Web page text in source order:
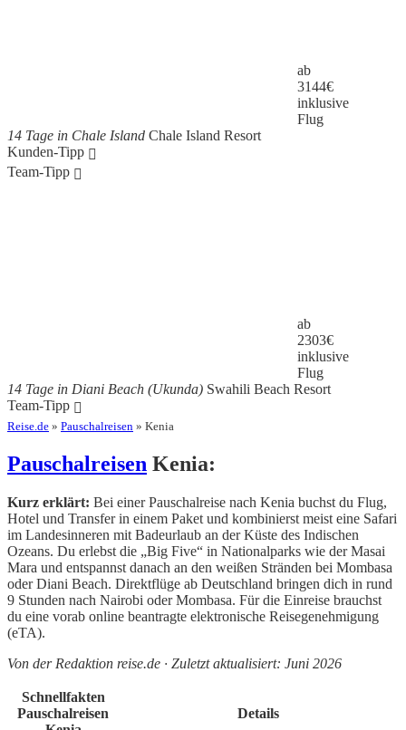
ab
3144€
inklusive
Flug
14 Tage in Chale Island Chale Island Resort
Kunden-Tipp
Team-Tipp
ab
2303€
inklusive
Flug
14 Tage in Diani Beach (Ukunda) Swahili Beach Resort
Team-Tipp
Reise.de » Pauschalreisen » Kenia
Pauschalreisen Kenia:
Kurz erklärt: Bei einer Pauschalreise nach Kenia buchst du Flug,
Hotel und Transfer in einem Paket und kombinierst meist eine Safari
im Landesinneren mit Badeurlaub an der Küste des Indischen
Ozeans. Du erlebst die „Big Five“ in Nationalparks wie der Masai
Mara und entspannst danach an den weißen Stränden bei Mombasa
oder Diani Beach. Direktflüge ab Deutschland bringen dich in rund
9 Stunden nach Nairobi oder Mombasa. Für die Einreise brauchst
du eine vorab online beantragte elektronische Reisegenehmigung
(eTA).
Von der Redaktion reise.de · Zuletzt aktualisiert: Juni 2026
Schnellfakten
Pauschalreisen
Details